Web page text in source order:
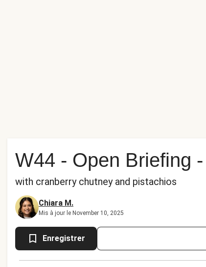
W44 - Open Briefing
with cranberry chutney and pistachios
Chiara M.
Mis à jour le November 10, 2025
Enregistrer